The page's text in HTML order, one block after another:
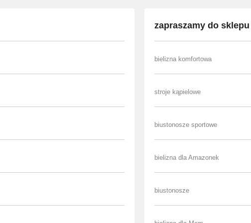
zapraszamy do
bielizna komfortowa
stroje kąpielowe
biustonosze sportowe
bielizna dla Amazonek
biustonosze